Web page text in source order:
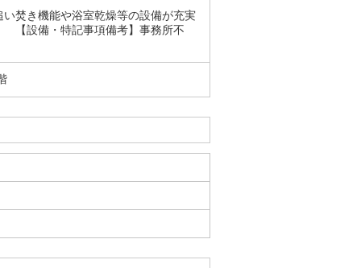
焚き機能や浴室乾燥等の設備が充実
【設備・特記事項備考】事務所不